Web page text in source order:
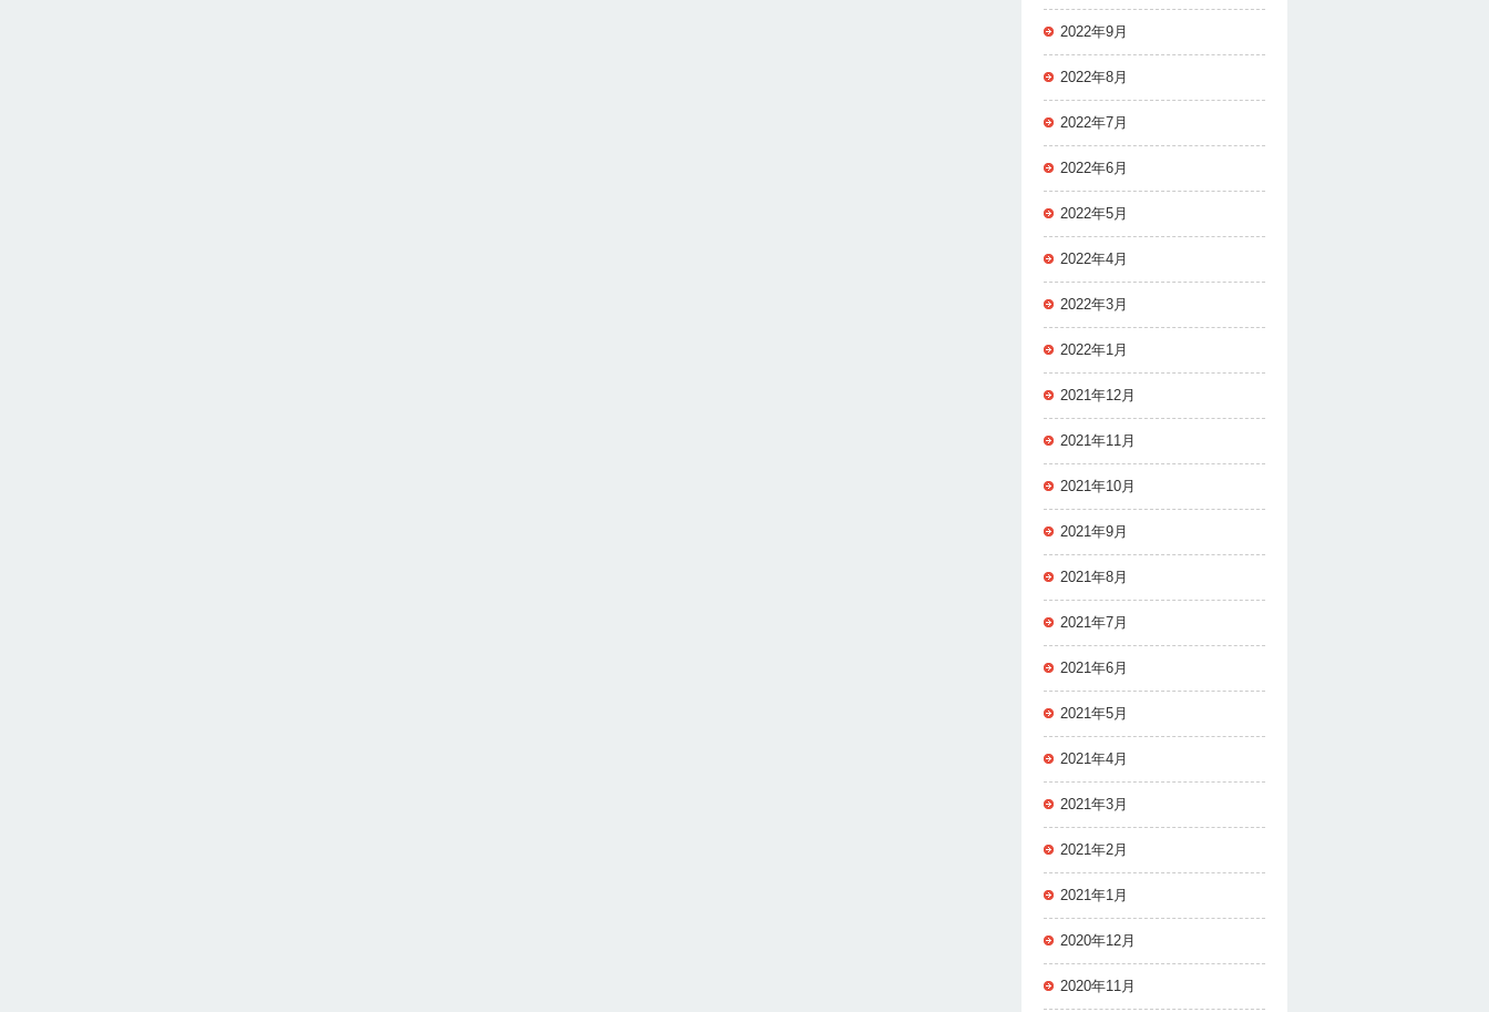
2022年9月
2022年8月
2022年7月
2022年6月
2022年5月
2022年4月
2022年3月
2022年1月
2021年12月
2021年11月
2021年10月
2021年9月
2021年8月
2021年7月
2021年6月
2021年5月
2021年4月
2021年3月
2021年2月
2021年1月
2020年12月
2020年11月